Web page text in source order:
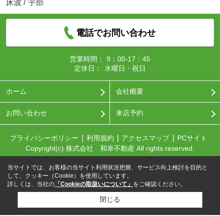
床波 / 宇部
電話でお問い合わせ
営業時間：
9：00-17：45
定休日：
水曜日・祝日
ホーム 会社概要
お問い合わせ 来店予約
プライバシーポリシー 利用規約 アクセスマップ
PCサイト
Copyright(c) 株式会社 和幸不動産 All rights reserved.
当サイトでは、お客様の当サイト利用状況把握、サービス向上検討を目的と
して、クッキー（Cookie）を使用しています。
詳しくは、当社の 「Cookieの取扱いについて」 をご確認ください。
閉じる